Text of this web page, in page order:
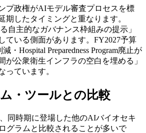
プ政権がAIモデル審査プロセスを標
期したタイミングと重なります。
自主的なガバナンス枠組みの提示」
ている側面があります。FY2027予算
・Hospital Preparedness Program廃止が
が公衆衛生インフラの空白を埋める」
っています。
・ツールとの比較
、同時期に登場した他のAIバイオセキ
グラムと比較されることが多いで